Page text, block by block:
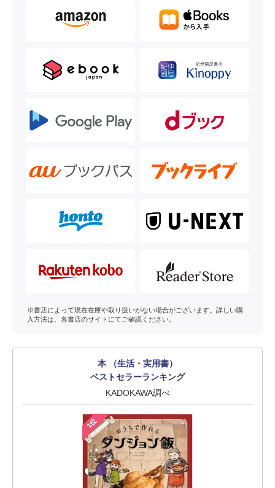
※書店によって現在在庫や取り扱いがない場合がございます。詳しい購
入方法は、各書店のサイトにてご確認ください。
本 （生活・実用書）
ベストセラーランキング
KADOKAWA調べ
1位